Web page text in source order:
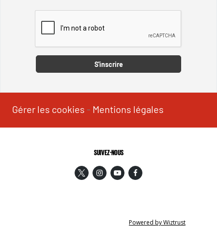
S'inscrire
Gérer les cookies - Mentions légales
SUIVEZ-NOUS
Powered by Wiztrust